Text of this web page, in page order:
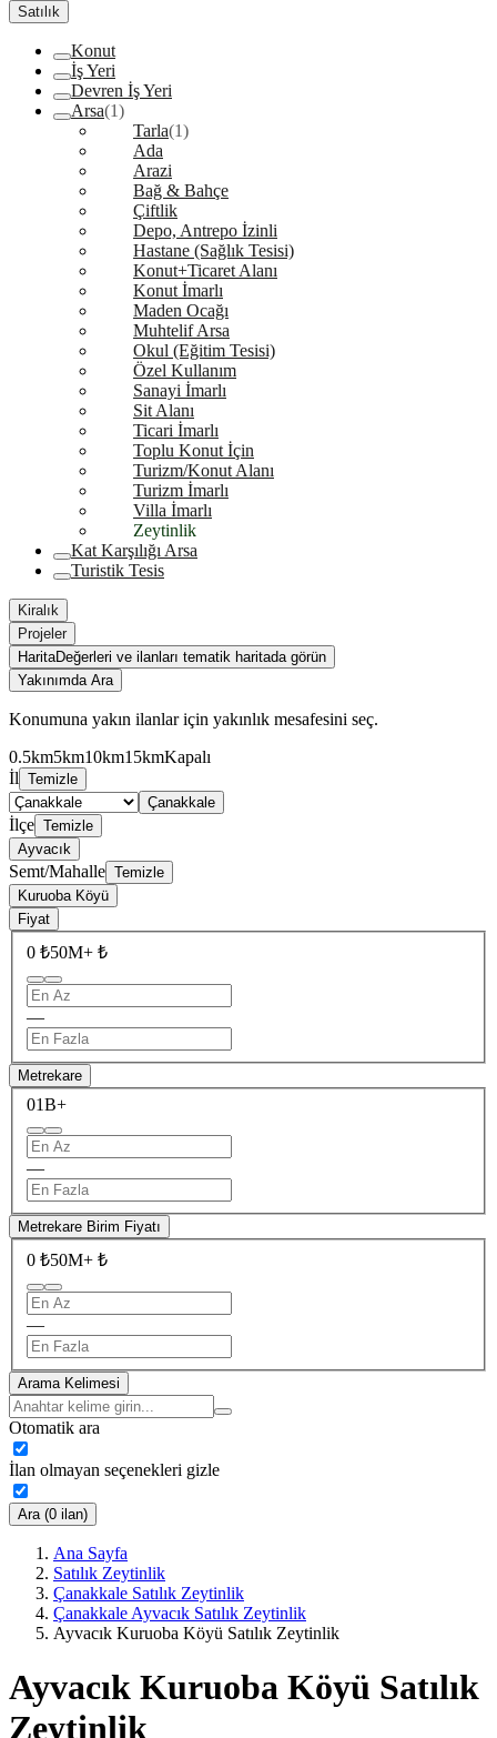
Satılık
Konut
İş Yeri
Devren İş Yeri
Arsa(1)
Tarla(1)
Ada
Arazi
Bağ & Bahçe
Çiftlik
Depo, Antrepo İzinli
Hastane (Sağlık Tesisi)
Konut+Ticaret Alanı
Konut İmarlı
Maden Ocağı
Muhtelif Arsa
Okul (Eğitim Tesisi)
Özel Kullanım
Sanayi İmarlı
Sit Alanı
Ticari İmarlı
Toplu Konut İçin
Turizm/Konut Alanı
Turizm İmarlı
Villa İmarlı
Zeytinlik
Kat Karşılığı Arsa
Turistik Tesis
Kiralık
Projeler
HaritaDeğerleri ve ilanları tematik haritada görün
Yakınımda Ara
Konumuna yakın ilanlar için yakınlık mesafesini seç.
0.5km5km10km15kmKapalı
İl Temizle
Çanakkale
İlçe Temizle
Ayvacık
Semt/Mahalle Temizle
Kuruoba Köyü
Fiyat
0 ₺50M+ ₺
—
Metrekare
01B+
—
Metrekare Birim Fiyatı
0 ₺50M+ ₺
—
Arama Kelimesi
Otomatik ara
İlan olmayan seçenekleri gizle
Ara (0 ilan)
Ana Sayfa
Satılık Zeytinlik
Çanakkale Satılık Zeytinlik
Çanakkale Ayvacık Satılık Zeytinlik
Ayvacık Kuruoba Köyü Satılık Zeytinlik
Ayvacık Kuruoba Köyü Satılık
Zeytinlik